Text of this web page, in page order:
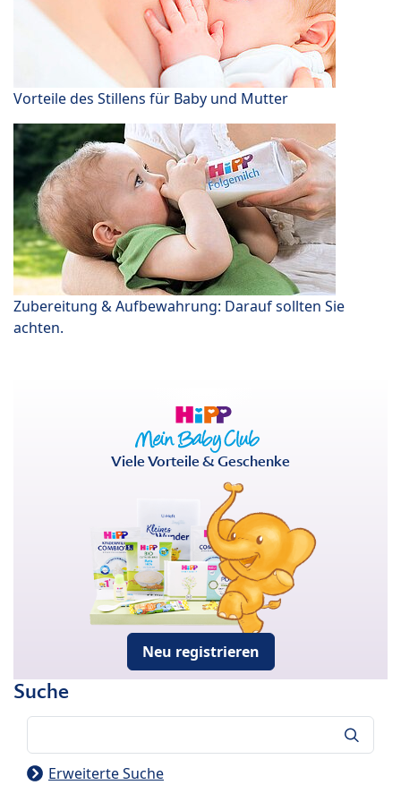
Vorteile des Stillens für Baby und Mutter
Zubereitung & Aufbewahrung: Darauf sollten Sie
achten.
Viele Vorteile & Geschenke
Neu registrieren
Suche
Erweiterte Suche